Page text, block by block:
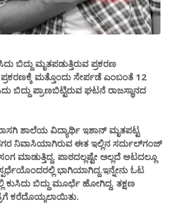
ಬಿದ್ದು ಮೃತಪಡುತ್ತಿರುವ ಪ್ರಕರಣ
ಮತ್ತೊಂದು ಸೇರ್ಪಡೆ ಎಂಬಂತೆ 12
ಬಿದ್ದು ಪ್ರಾಣಬಿಟ್ಟಿರುವ ಘಟನೆ ರಾಜಸ್ಥಾನದ
ಶಾಲೆಯ ವಿದ್ಯಾರ್ಥಿ ಇಶಾನ್ ಮೃತಪಟ್ಟ
ನಿವಾಸಿಯಾಗಿರುವ ಈತ ಇಲ್ಲಿನ ಸರ್ದುಲ್​ಗಂಜ್​
ಮಾಡುತ್ತಿದ್ದ. ಪಾಠದಲ್ಲಷ್ಟೇ ಅಲ್ಲದೆ ಆಟದಲ್ಲೂ
ಭಾಗಿಯಾಗಿದ್ದ.‌ಇನ್ನೇನು ಓಟ
ಕುಸಿದು ಬಿದ್ದು ಮೂರ್ಛೆ ಹೋಗಿದ್ದ. ತಕ್ಷಣ
ಕರೆದೊಯ್ಯಲಾಯಿತು.